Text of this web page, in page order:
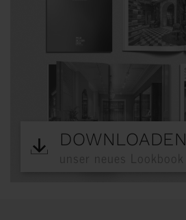
DOWNLOADEN
unser neues Lookbook